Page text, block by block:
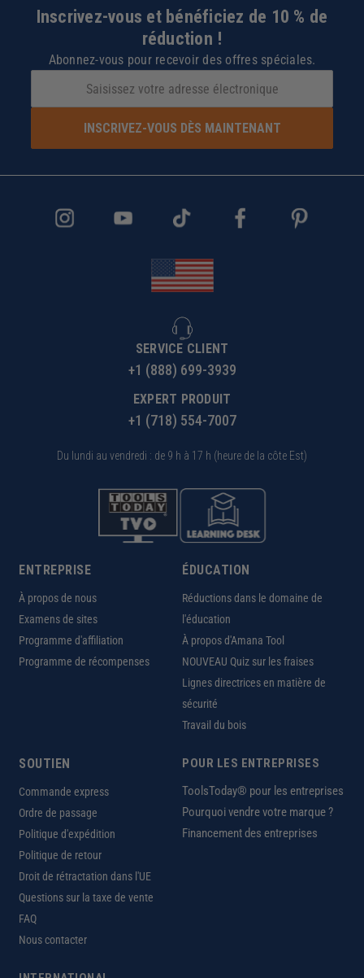
Inscrivez-vous et bénéficiez de 10 % de
réduction !
Abonnez-vous pour recevoir des offres spéciales.
INSCRIVEZ-VOUS DÈS MAINTENANT
SERVICE CLIENT
+1 (888) 699-3939
EXPERT PRODUIT
+1 (718) 554-7007
Du lundi au vendredi : de 9 h à 17 h (heure de la côte Est)
ENTREPRISE
À propos de nous
Examens de sites
Programme d'affiliation
Programme de récompenses
ÉDUCATION
Réductions dans le domaine de
l'éducation
À propos d'Amana Tool
NOUVEAU Quiz sur les fraises
Lignes directrices en matière de
sécurité
Travail du bois
SOUTIEN
Commande express
Ordre de passage
Politique d'expédition
Politique de retour
Droit de rétractation dans l'UE
Questions sur la taxe de vente
FAQ
Nous contacter
POUR LES ENTREPRISES
ToolsToday® pour les entreprises
Pourquoi vendre votre marque ?
Financement des entreprises